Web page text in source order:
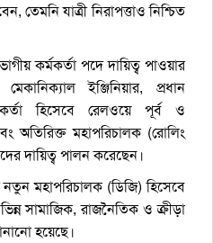
তেমনি যাত্রী নিরাপত্তাও নিশ্চিত
কর্মকর্তা পদে দায়িত্ব পাওয়ার
ইঞ্জিনিয়ার, প্রধান
হিসেবে রেলওয়ে পূর্ব ও
অতিরিক্ত মহাপরিচালক (রোলিং
দায়িত্ব পালন করেছেন।
মহাপরিচালক (ডিজি) হিসেবে
সামাজিক, রাজনৈতিক ও ক্রীড়া
হয়েছে।